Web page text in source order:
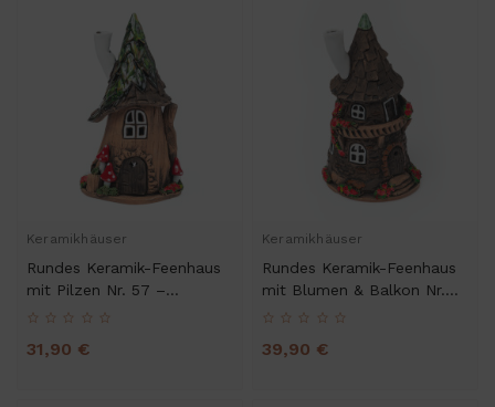
Keramikhäuser
Rundes Keramik-Feenhaus
mit Pilzen Nr. 57 –
Handgefertigt
31,90 €
Keramikhäuser
Rundes Keramik-Feenhaus
mit Blumen & Balkon Nr.
58 – Handgefertigt
39,90 €